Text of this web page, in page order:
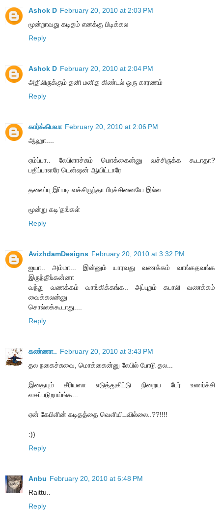
Ashok D February 20, 2010 at 2:03 PM
மூன்றாவது கடிதம் எனக்கு பிடிக்கல
Reply
Ashok D February 20, 2010 at 2:04 PM
அதிலிருக்கும் தனி மனித கிண்டல் ஒரு காரணம்
Reply
கார்க்கிபவா February 20, 2010 at 2:06 PM
ஆஹா....
ஏம்ப்பா.. லேபிளாச்சும் மொக்கைன்னு வச்சிருக்க கூடாதா?
பதிப்பாளரே டென்ஷன் ஆயிட்டாரே
தலைப்பு இப்படி வச்சிருந்தா பிரச்சினையே இல்ல
மூன்று கடி’தங்கள்
Reply
AvizhdamDesigns February 20, 2010 at 3:32 PM
ஐயா.. அம்மா... இன்னும் யாரவது வணக்கம் வாங்கதவங்க
இருந்தீங்கன்னா
வந்து வணக்கம் வாங்கிக்கங்க.. அப்புறம் கபாலி வணக்கம்
வைக்கலன்னு
சொல்லக்கூடாது....
Reply
கண்ணா.. February 20, 2010 at 3:43 PM
தல நகைச்சுவை, மொக்கைன்னு லேபில் போடு தல...
இதையும் சீரியஸா எடுத்துகிட்டு நிறைய பேர் உணர்ச்சி
வசப்படுறாய்ங்க...
ஏன் கேபிளின் கடிதத்தை வெளியிடவில்லை..??!!!!
:))
Reply
Anbu February 20, 2010 at 6:48 PM
Raittu..
Reply